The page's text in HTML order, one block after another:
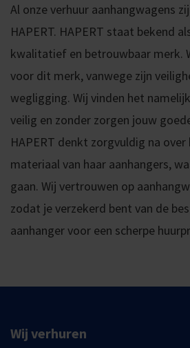
Al onze verhuur aanhangwagens
HAPERT. HAPERT staat bekend
kwalitatief en betrouwbaar merk.
voor dit merk, vanwege zijn
wegligging. Wij vinden het
veilig en zonder zorgen jouw
HAPERT denkt zorgvuldig na
materiaal van haar aanhangers,
gaan. Wij vertrouwen op
zodat je verzekerd bent van de
aanhanger voor een scherpe
Wij verhuren